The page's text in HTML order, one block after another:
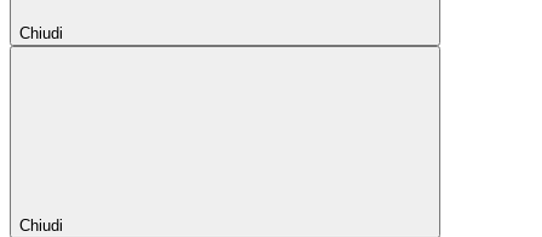
Chiudi
Chiudi